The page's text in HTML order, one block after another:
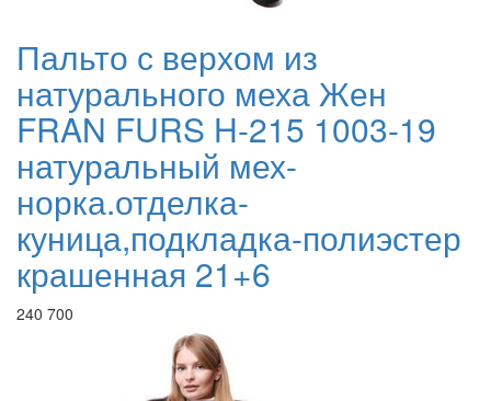
Пальто с верхом из
натурального меха Жен
FRAN FURS H-215 1003-19
натуральный мех-
норка.отделка-
куница,подкладка-полиэстер
крашенная 21+6
240 700